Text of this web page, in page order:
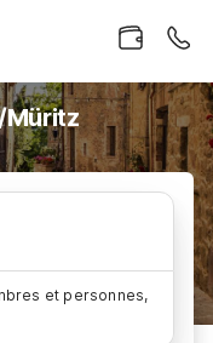
Müritz
et personnes,